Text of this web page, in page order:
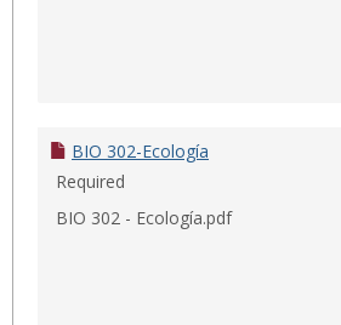
BIO 302-Ecología
Required
BIO 302 - Ecología.pdf